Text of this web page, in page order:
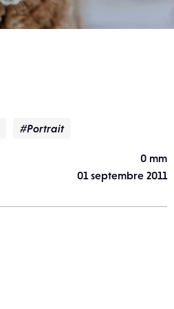
#Portrait
0 mm
01 septembre 2011